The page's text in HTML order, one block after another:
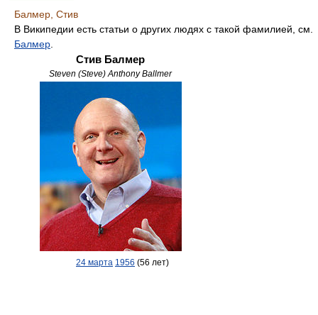
Балмер, Стив
В Википедии есть статьи о других людях с такой фамилией, см.
Балмер
Стив Балмер
Steven (Steve) Anthony Ballmer
24 марта 1956 (56 лет)